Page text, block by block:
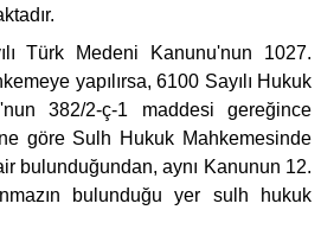
Türk Medeni Kanunu'nun 1027.
yapılırsa, 6100 Sayılı Hukuk
382/2-ç-1 maddesi gereğince
göre Sulh Hukuk Mahkemesinde
bulunduğundan, aynı Kanunun 12.
bulunduğu yer sulh hukuk